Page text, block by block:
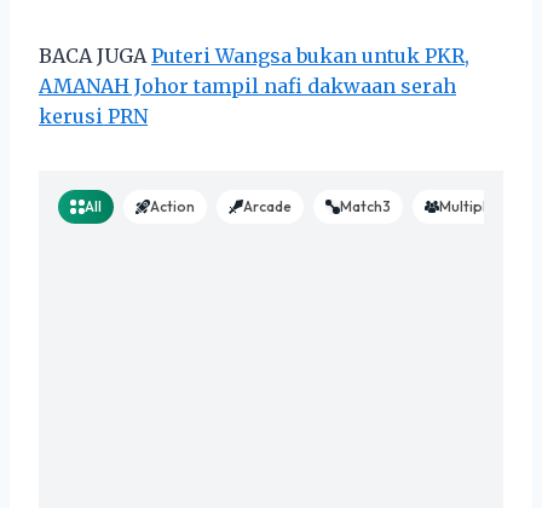
BACA JUGA Puteri Wangsa bukan untuk PKR,
AMANAH Johor tampil nafi dakwaan serah
kerusi PRN